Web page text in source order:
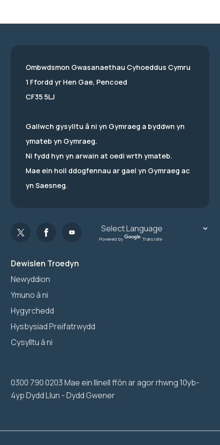
Dewislen Troedyn
Newyddion
Ymuno â ni
Hygyrchedd
Hysbysiad Preifatrwydd
Cysylltu â ni
0300 790 0203 Mae ein llinell ffôn ar agor rhwng 10yb-
4yp Dydd Llun - Dydd Gwener
Ombwdsmon Gwasanaethau Cyhoeddus Cymru
1 Ffordd yr Hen Gae, Pencoed
CF35 5LJ
Gallwch gysylltu â ni yn Gymraeg a byddwn yn
ymateb yn Gymraeg.
Ni fydd hyn yn arwain at oedi wrth ymateb.
Mae ein holl ddogfennau ar gael yn Gymraeg ac
yn Saesneg.
Powered by Translate